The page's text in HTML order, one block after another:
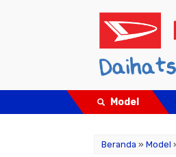
Model
Beranda » Model